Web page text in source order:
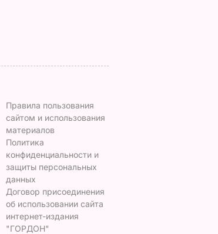
Правила пользования
сайтом и использования
материалов
Политика
конфиденциальности и
защиты персональных
данных
Договор присоединения
об использовании сайта
интернет-издания
"ГОРДОН"